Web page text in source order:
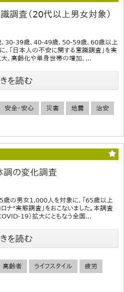
調査（20代以上男女対象）
30-39歳、40-49歳、50-59歳、60歳以上
「日本人の不安に関する意識調査」を実
、高齢化や単身世帯の増加、...
を読む
安全・安心 災害 地震 治安
調の変化調査
歳の男女1,000人を対象に、「65歳以上
"実態調査」をおこないました。本調査
19）拡大にともなう全国...
を読む
高齢者 ライフスタイル 疲労